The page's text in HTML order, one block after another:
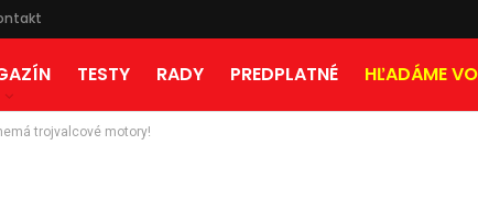
TESTY RADY PREDPLATNÉ HĽADÁME
trojvalcové motory!